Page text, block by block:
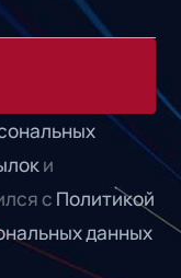
и
с Политикой
данных